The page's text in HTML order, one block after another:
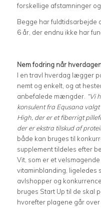
forskellige afstamninger
Begge har fuldtidsarbejde
6 år, der endnu ikke har
Nem fodring når
I en travl hverdag lægger
nemt og enkelt, og at
anbefalede mængder. “Vi
konsulent fra Equsana
High, der er et fiberrigt
der er ekstra tilskud af
både kan bruges til
supplement tildeles efter
Vit, som er et
vitaminblanding, ligeledes
avlshopper og
bruges Start Up til de skal
hvorefter plagene går